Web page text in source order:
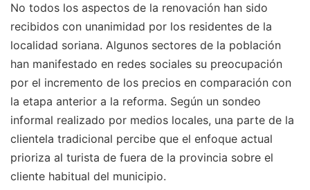
No todos los aspectos de la renovación han sido
recibidos con unanimidad por los residentes de la
localidad soriana. Algunos sectores de la población
han manifestado en redes sociales su preocupación
por el incremento de los precios en comparación con
la etapa anterior a la reforma. Según un sondeo
informal realizado por medios locales, una parte de la
clientela tradicional percibe que el enfoque actual
prioriza al turista de fuera de la provincia sobre el
cliente habitual del municipio.